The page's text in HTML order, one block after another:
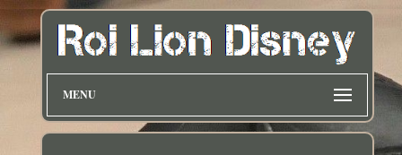
MENU